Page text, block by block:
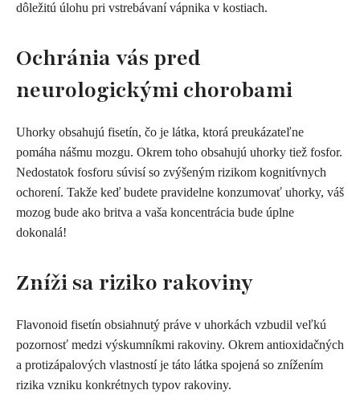
dôležitú úlohu pri vstrebávaní vápnika v kostiach.
Ochránia vás pred
neurologickými chorobami
Uhorky obsahujú fisetín, čo je látka, ktorá preukázateľne
pomáha nášmu mozgu. Okrem toho obsahujú uhorky tiež fosfor.
Nedostatok fosforu súvisí so zvýšeným rizikom kognitívnych
ochorení. Takže keď budete pravidelne konzumovať uhorky, váš
mozog bude ako britva a vaša koncentrácia bude úplne
dokonalá!
Zníži sa riziko rakoviny
Flavonoid fisetín obsiahnutý práve v uhorkách vzbudil veľkú
pozornosť medzi výskumníkmi rakoviny. Okrem antioxidačných
a protizápalových vlastností je táto látka spojená so znížením
rizika vzniku konkrétnych typov rakoviny.